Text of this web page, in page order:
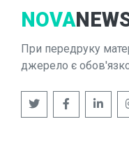
NOVA
При передруку
джерело є